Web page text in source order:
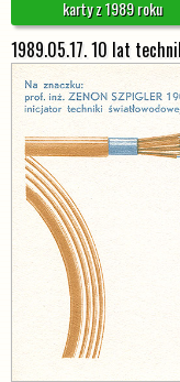
karty z 1989 roku
1989.05.17. 10 lat